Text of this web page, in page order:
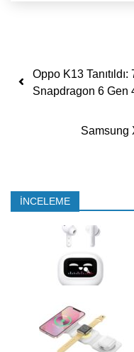
Yazı
Oppo K13
Snapdragon 6 Gen
Samsung
İNCELEME